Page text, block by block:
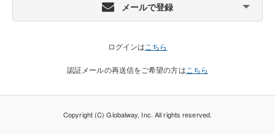
メールで登録
ログインは こちら
認証メールの再送信をご希望の方は こちら
Copyright (C) Globalway, Inc. All rights reserved.